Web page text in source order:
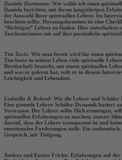
Daniela Hartmann: Wie wähle ich einen
Daniela berichtet, mit ihrem langjährigen
der Auswahl Ihrer spirituellen Lehrer. Im
beachten sollte. Herausgekommen ist eine
“Richtigen” Lehrer zu finden. Hier unterhalten
Zuschauerinnen mit auf ihre persönliche
Tim Taxis: Wie man bereit wird für einen
Tim hatte in seinem Leben viele spirituelle
Bereitschaft braucht, um einem spirituellen
und was er gelernt hat, teilt er in diesem
Leichtigkeit und Lebenslust.
Ludmilla & Roland: Wie die Lehrer und Schüler
Eine gesunde Lehrer-Schüler-Dynamik basiert
Vertrauen. Der Lehrer sollte Dich ermutigen,
spirituellen Erfahrungen zu machen, anstatt
darauf, dass der Lehrer transparent ist und
emotionalen Forderungen stellt. Ein authentisch,
Gespräch, mit Tiefgang.
Andrea und Enrico Fricke: Erfahrungen auf der